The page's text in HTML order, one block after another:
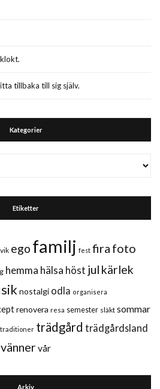
tillbaka till sig själv.
Kategorier
Etiketter
ego familj fest fira foto
hemma hälsa höst jul kärlek
nostalgi odla organisera
renovera resa semester släkt sommar
traditioner trädgård trädgårdsland
vänner vår
Arkiv